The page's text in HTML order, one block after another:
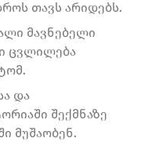
თავს არიდებს.
მავნებელი
ცვლილება
და
შექმნაზე
მუშაობენ.